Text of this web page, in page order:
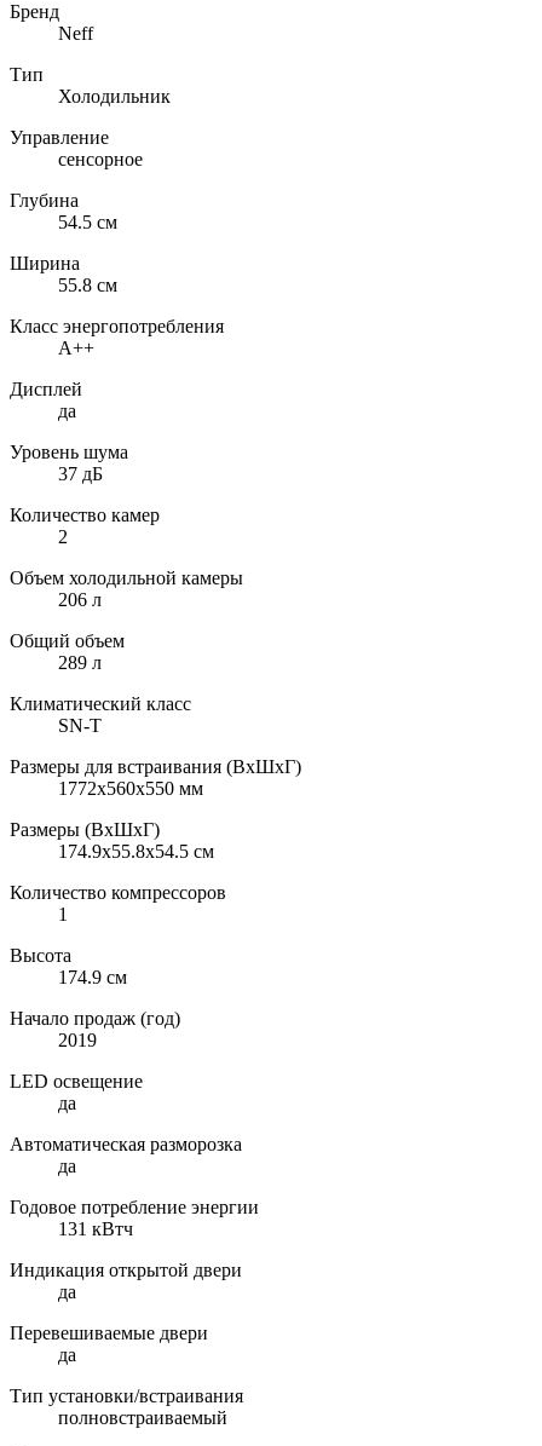
Бренд
Neff
Тип
Холодильник
Управление
сенсорное
Глубина
54.5 см
Ширина
55.8 см
Класс энергопотребления
A++
Дисплей
да
Уровень шума
37 дБ
Количество камер
2
Объем холодильной камеры
206 л
Общий объем
289 л
Климатический класс
SN-T
Размеры для встраивания (ВхШхГ)
1772x560x550 мм
Размеры (ВхШхГ)
174.9x55.8x54.5 см
Количество компрессоров
1
Высота
174.9 см
Начало продаж (год)
2019
LED освещение
да
Автоматическая разморозка
да
Годовое потребление энергии
131 кВтч
Индикация открытой двери
да
Перевешиваемые двери
да
Тип установки/встраивания
полновстраиваемый